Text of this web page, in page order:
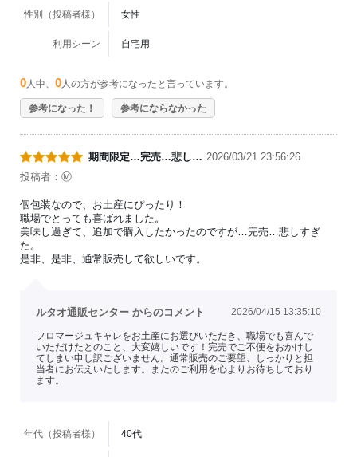
性別（投稿者様） 女性
利用シーン 自宅用
0 人中、 0 人の方が参考になったと言っています。
参考になった！ 参考にならなかった
期間限定…完売…悲し… 2026/03/21 23:56:26
投稿者：Ⓜ️
個包装なので、お土産にぴったり！
職場でとっても喜ばれました。
美味し過ぎて、追加で購入したかったのですが…完売…悲しすぎ
た。
是非、是非、通常販売して欲しいです。
ルタオ通販センター からのコメント 2026/04/15 13:35:10
フロマージュキャレをお土産にお選びいただき、職場でも喜んで
いただけたとのこと、大変嬉しいです！完売でご不便をおかけし
てしまい申し訳ございません。通常販売のご要望、しっかりと担
当者にお伝えいたします。またのご利用を心よりお待ちしており
ます。
年代（投稿者様） 40代